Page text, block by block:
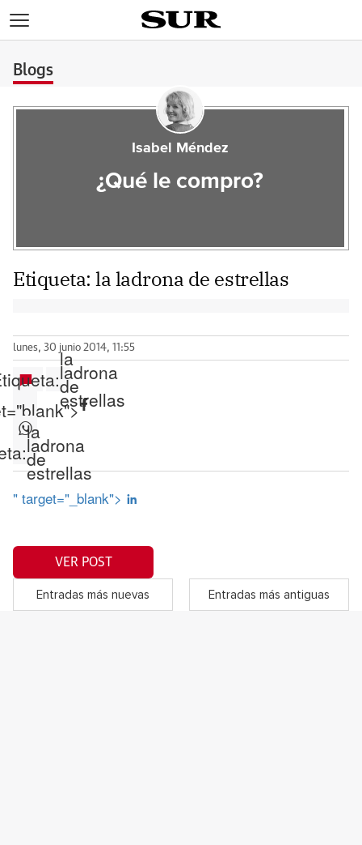
Blogs
Isabel Méndez
¿Qué le compro?
Etiqueta:la ladrona de estrellas
lunes, 30 junio 2014, 11:55
la
ladrona
de
estrellas
la
ladrona
de
estrellas
" target="_blank">
VER POST
Entradas más nuevas Entradas más antiguas